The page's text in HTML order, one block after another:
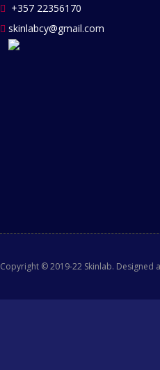
+357 22356170
skinlabcy@gmail.com
Copyright © 2019-22 Skinlab. Designed